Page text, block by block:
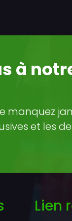
à
manquez
et les
Lien